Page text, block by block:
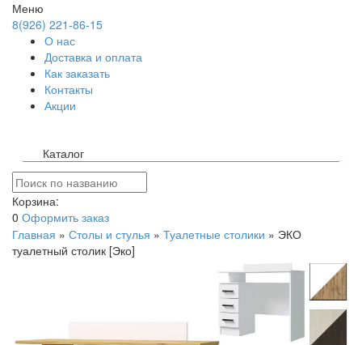
Меню
8(926) 221-86-15
О нас
Доставка и оплата
Как заказать
Контакты
Акции
Каталог
Корзина:
0 Оформить заказ
Главная » Столы и стулья » Туалетные столики » ЭКО
туалетный столик [Эко]